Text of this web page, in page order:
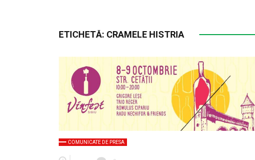
ETICHETĂ: CRAMELE HISTRIA
COMUNICATE DE PRESA